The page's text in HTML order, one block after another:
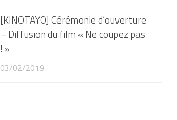
[KINOTAYO] Cérémonie d’ouverture
– Diffusion du film « Ne coupez pas
! »
03/02/2019